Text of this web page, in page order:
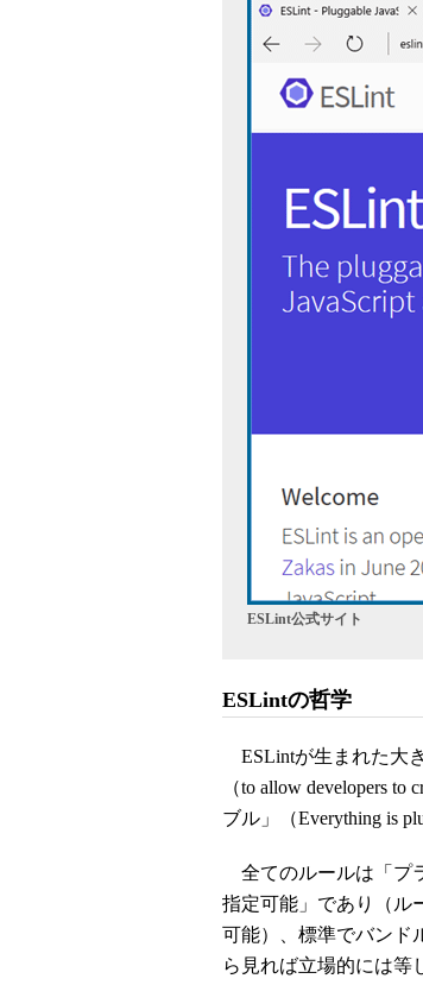
ESLint公式サイト
ESLintの哲学
ESLintが生まれた大
（to allow developers
ブル」（Everything is
全てのルールは「プ
指定可能」であり（ル
可能）、標準でバンド
ら見れば立場的には等